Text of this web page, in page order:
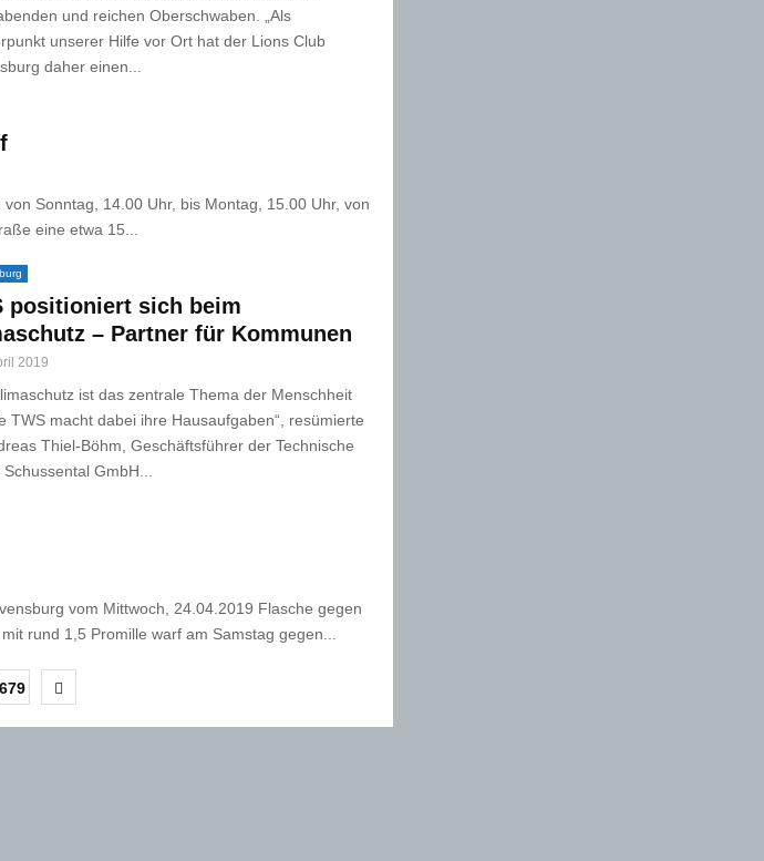
und reichen Oberschwaben. „Als
unserer Hilfe vor Ort hat der Lions Club
daher einen...
Sonntag, 14.00 Uhr, bis Montag, 15.00 Uhr, von
eine etwa 15...
positioniert sich beim
– Partner für Kommunen
2019
ist das zentrale Thema der Menschheit
TWS macht dabei ihre Hausaufgaben“, resümierte
Thiel-Böhm, Geschäftsführer der Technische
GmbH...
vom Mittwoch, 24.04.2019 Flasche gegen
rund 1,5 Promille warf am Samstag gegen...
679